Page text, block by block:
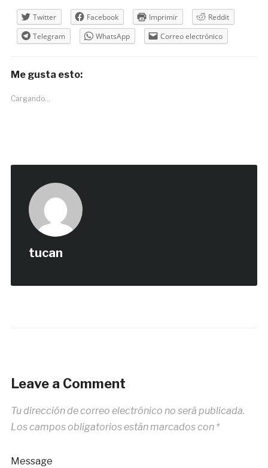
Twitter Facebook Imprimir
Reddit
Telegram
WhatsApp Correo electrónico
Me gusta esto:
Cargando...
tucan
Leave a Comment
Tu dirección de correo electrónico no será publicada.
Los campos obligatorios están marcados con *
Message